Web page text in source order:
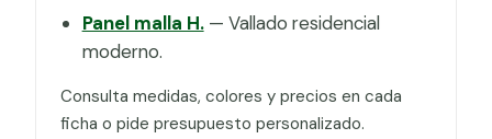
Panel malla H.— Vallado residencial
moderno.
Consulta medidas, colores y precios en cada
ficha o pide presupuesto personalizado.